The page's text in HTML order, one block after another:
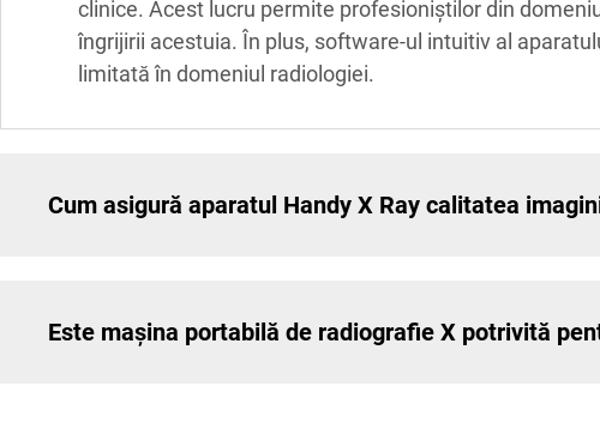
clinice. Acest lucru permite profesioniștilor din
îngrijirii acestuia. În plus, software-ul intuitiv al
limitată în domeniul radiologiei.
Cum asigură aparatul Handy X Ray calitatea
Este mașina portabilă de radiografie X potrivită